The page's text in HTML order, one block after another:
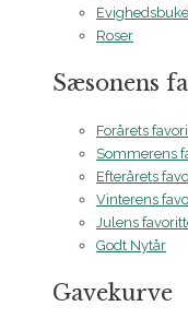
Roser
Sæsonens
Forårets
Sommerens
Efterårets
Vinterens
Julens
Godt Nytår
Gavekurve